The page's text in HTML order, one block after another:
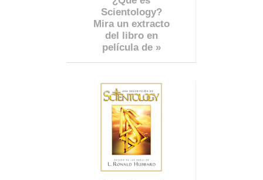
Scientology?
Mira un extracto
del libro en
película de »